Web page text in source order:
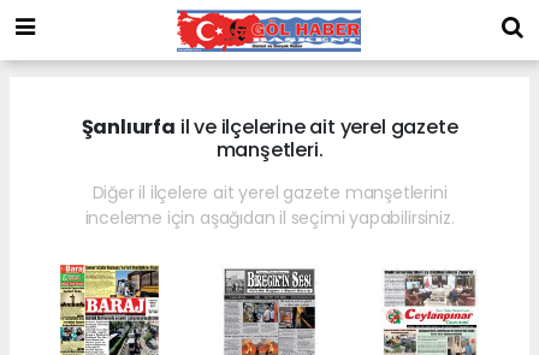
Şanlıurfa il ve ilçelerine ait yerel gazete
manşetleri.
Diğer il ilçelere ait yerel gazete manşetlerini
inceleme için aşağıdan il seçimi yapabilirsiniz.